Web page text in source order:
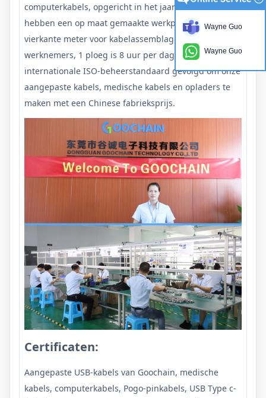
computerkabels, opgericht in het jaar van 2015 en we
hebben een op maat gemaakte werkplaats van 2000
vierkante meter voor kabelassemblages, ongeveer 80
werknemers, 1 ploeg is 8 uur per dag. We hebben de
internationale ISO-beheerstandaard gevolgd om onze
aangepaste kabels, medische kabels en opladers te
maken met een Chinese fabrieksprijs.
Certificaten:
Aangepaste USB-kabels van Goochain, medische
kabels, computerkabels, Pogo-pinkabels, USB Type c-
Wayne Guo
Wayne Guo